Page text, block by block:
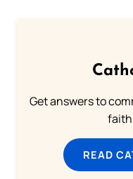
Get answers to
READ